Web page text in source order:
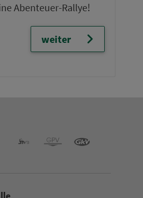
Abenteuer-Rallye!
weiter